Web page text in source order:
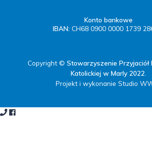
Konto bankowe
IBAN: CH68 0900 0000 1739
Copyright © Stowarzyszenie Przyjaciół
Katolickiej w Marly 2022
Projekt i wykonanie Studio